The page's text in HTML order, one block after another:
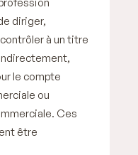
diriger,
à un titre
le compte
ou
Ces
être